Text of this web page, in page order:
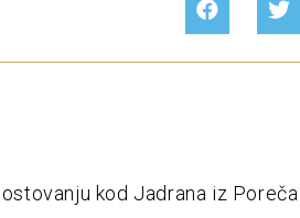
kod Jadrana iz Poreča